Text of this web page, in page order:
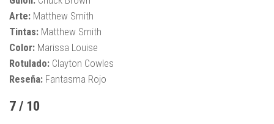
Arte: Matthew Smith
Tintas: Matthew Smith
Color: Marissa Louise
Rotulado: Clayton Cowles
Reseña: Fantasma Rojo
7 / 10